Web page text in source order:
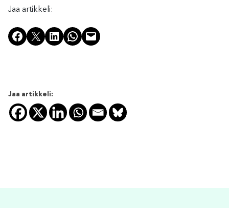
Jaa artikkeli:
Share on Facebook
Share on X Share on LinkedIn
Share on WhatsApp
Email this Page
Jaa artikkeli: